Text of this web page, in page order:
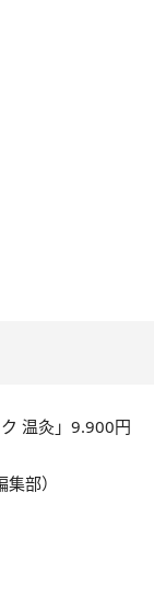
温灸」9.900円
部）